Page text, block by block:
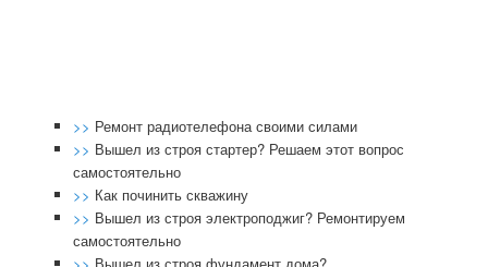
>> Ремонт радиотелефона своими силами
>> Вышел из строя стартер? Решаем этот вопрос
самостоятельно
>> Как починить скважину
>> Вышел из строя электроподжиг? Ремонтируем
самостоятельно
>> Вышел из строя фундамент дома?